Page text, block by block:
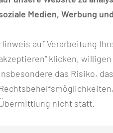
- Multiple
die ICD - Codes für
Medien, Werbung
auf Verarbeitung
klicken,
das Risiko,
nicht statt.